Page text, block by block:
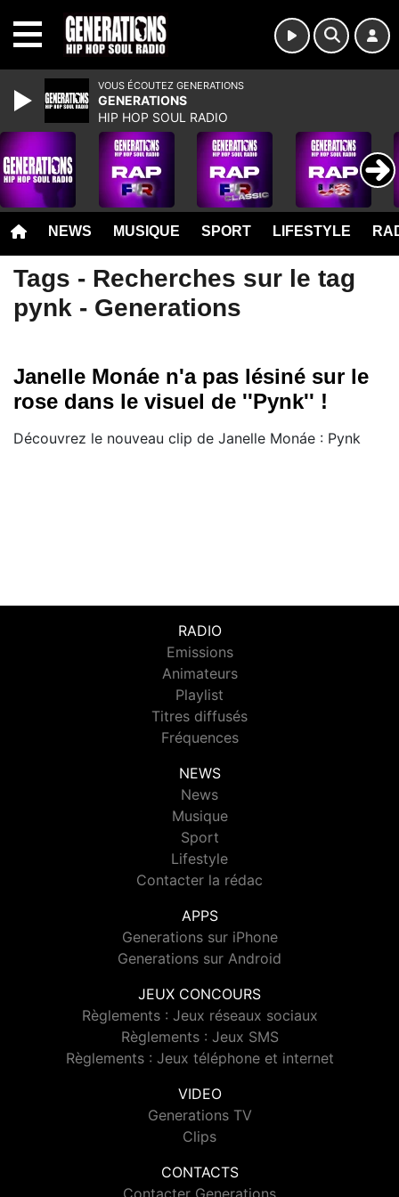
NEWS MUSIQUE SPORT LIFESTYLE
Tags - Recherches sur le tag
pynk - Generations
Janelle Monáe n'a pas lésiné sur le
rose dans le visuel de ''Pynk'' !
Découvrez le nouveau clip de Janelle Monáe : Pynk
RADIO
Emissions
Animateurs
Playlist
Titres diffusés
Fréquences
NEWS
News
Musique
Sport
Lifestyle
Contacter la rédac
APPS
Generations sur iPhone
Generations sur Android
JEUX CONCOURS
Règlements : Jeux réseaux sociaux
Règlements : Jeux SMS
Règlements : Jeux téléphone et internet
VIDEO
Generations TV
Clips
CONTACTS
VOUS ÉCOUTEZ GENERATIONS
GENERATIONS
HIP HOP SOUL RADIO